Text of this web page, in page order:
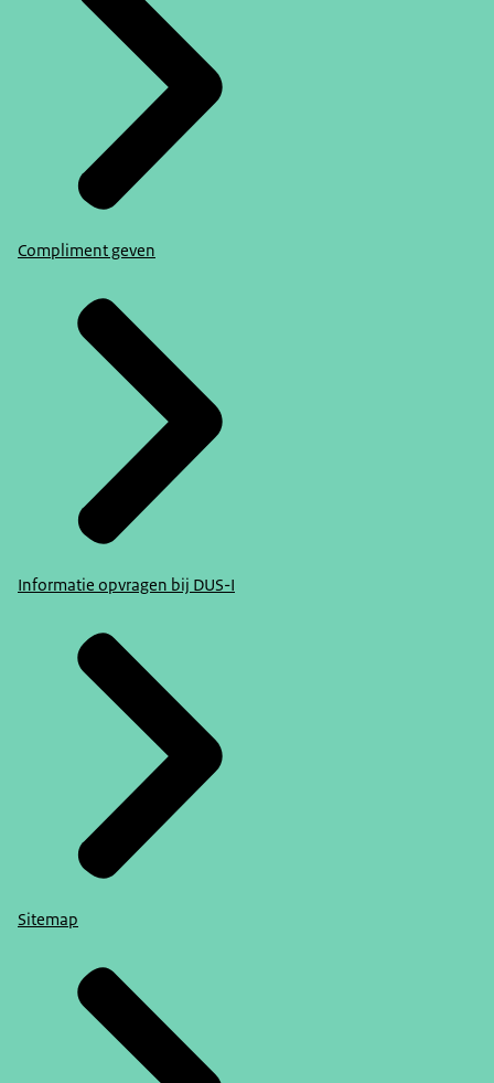
Compliment geven
Informatie opvragen bij DUS-I
Sitemap